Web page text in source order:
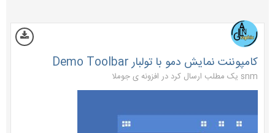
کامپوننت نمایش دمو با تولبار Demo Toolbar
snm یک مطلب ارسال کرد در افزونه ی جوملا